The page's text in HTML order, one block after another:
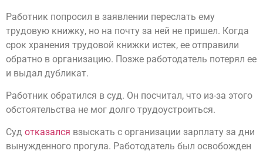
Работник попросил в заявлении переслать ему
трудовую книжку, но на почту за ней не пришел. Когда
срок хранения трудовой книжки истек, ее отправили
обратно в организацию. Позже работодатель потерял ее
и выдал дубликат.
Работник обратился в суд. Он посчитал, что из-за этого
обстоятельства не мог долго трудоустроиться.
Суд отказался взыскать с организации зарплату за дни
вынужденного прогула. Работодатель был освобожден